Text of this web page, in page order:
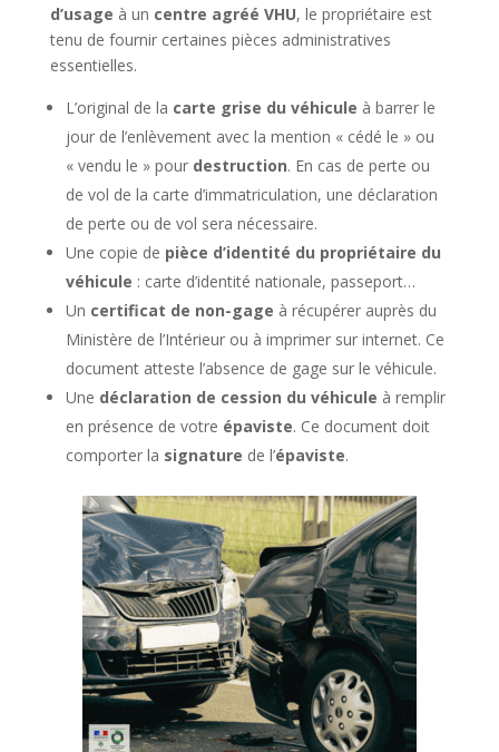
d’usage à un centre agréé VHU, le propriétaire est
tenu de fournir certaines pièces administratives
essentielles.
L’original de la carte grise du véhicule à barrer le
jour de l’enlèvement avec la mention « cédé le » ou
« vendu le » pour destruction. En cas de perte ou
de vol de la carte d’immatriculation, une déclaration
de perte ou de vol sera nécessaire.
Une copie de pièce d’identité du propriétaire du
véhicule : carte d’identité nationale, passeport…
Un certificat de non-gage à récupérer auprès du
Ministère de l’Intérieur ou à imprimer sur internet. Ce
document atteste l’absence de gage sur le véhicule.
Une déclaration de cession du véhicule à remplir
en présence de votre épaviste. Ce document doit
comporter la signature de l’épaviste.